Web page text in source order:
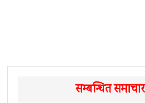
सम्बन्धित समाचार